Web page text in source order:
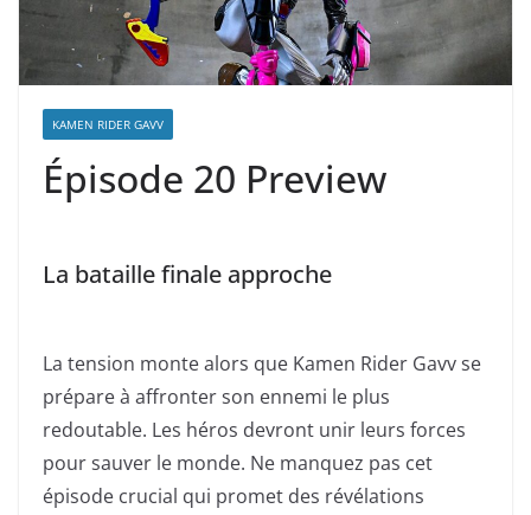
KAMEN RIDER GAVV
Épisode 20 Preview
La bataille finale approche
La tension monte alors que Kamen Rider Gavv se
prépare à affronter son ennemi le plus
redoutable. Les héros devront unir leurs forces
pour sauver le monde. Ne manquez pas cet
épisode crucial qui promet des révélations